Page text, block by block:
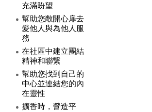
充滿盼望
幫助您敞開心扉去
愛他人與為他人服
務
在社區中建立團結
精神和聯繋
幫助您找到自己的
中心並連結您的內
在靈性
擴香時，營造平